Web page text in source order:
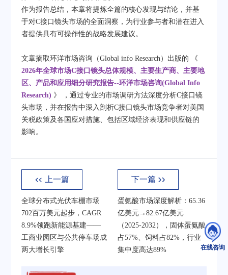
在线咨询
作为报告总结，本章将提炼全篇的核心发现与结论，并基
于对C接口镜头市场的全面洞察，为行业参与者和潜在进入
者提供具有可操作性的战略发展建议。
文章摘取环洋市场咨询（Global info Research）出版的
《
2026年全球市场C接口镜头总体规模、主要生产商、主要地
区、产品和应用细分研究报告--环洋市场咨询(Global Info
Research) 》
，通过专业的市场调研方法深度分析C接口镜
头市场，并在报告中深入剖析C接口镜头市场竞争者对美国
关税政策及各国应对措施、包括区域经济表现和供应链的
影响。​
上一篇
全球分布式光伏车棚市场
702百万美元起步，CAGR
8.9%领跑新能源基建——
工商业园区与公共停车场成
两大增长引擎
下一篇
蛋氨酸市场深度解析：65.36
亿美元→82.67亿美元
（2025-2032），固体蛋氨酸
占57%、饲料占82%，行业
集中度高达89%